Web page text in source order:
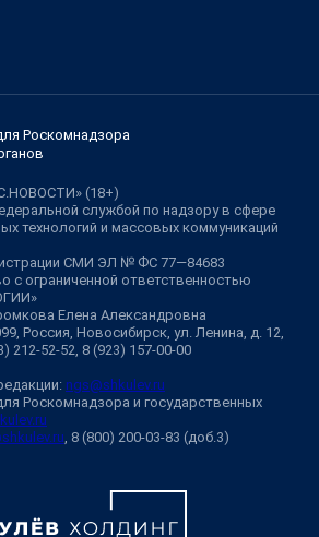
Роскомнадзора
(18+)
службой по надзору в сфере
технологий и массовых коммуникаций
СМИ ЭЛ № ФС 77—84683
с ограниченной ответственностью
Елена Александровна
Россия, Новосибирск, ул. Ленина, д. 12,
212-52-52, 8 (923) 157-00-00
ngs@shkulev.ru
Роскомнадзора и государственных
, 8 (800) 200-03-83 (доб.3)